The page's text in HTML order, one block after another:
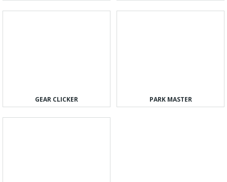
GEAR CLICKER PARK MASTER